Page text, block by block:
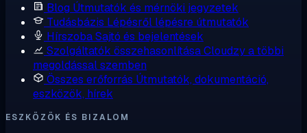
Blog Útmutatók és mérnöki jegyzetek
Tudásbázis Lépésről lépésre útmutatók
HírszobaSajtó és bejelentések
Szolgáltatók összehasonlításaCloudzy a többi
megoldással szemben
Összes erőforrás Útmutatók, dokumentáció,
eszközök, hírek
ESZKÖZÖK ÉS BIZALOM